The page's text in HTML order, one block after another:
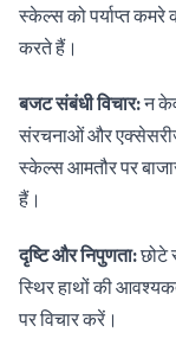
स्केल्स को पर्याप्त कमरे
करते हैं।
बजट संबंधी विचार:न
संरचनाओं और
स्केल्स आमतौर पर
हैं।
दृष्टि और निपुणता:छोटे
स्थिर हाथों की
पर विचार करें।